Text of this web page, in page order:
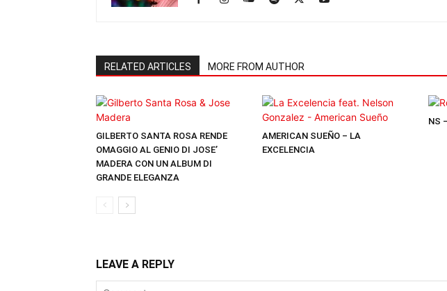
RELATED ARTICLES MORE FROM AUTHOR
GILBERTO SANTA ROSA RENDE
OMAGGIO AL GENIO DI JOSE’
MADERA CON UN ALBUM DI
GRANDE ELEGANZA
AMERICAN SUEÑO – LA
EXCELENCIA
NS
LEAVE A REPLY